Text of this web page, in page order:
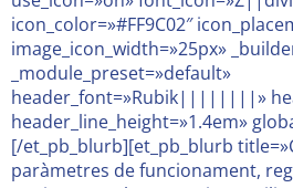
icon_color=»#FF9C02″
image_icon_width=»25px»
_module_preset=»default»
header_font=»Rubik||||||||»
header_line_height=»1.4em»
[/et_pb_blurb][et_pb_blurb
paràmetres de funcionament,